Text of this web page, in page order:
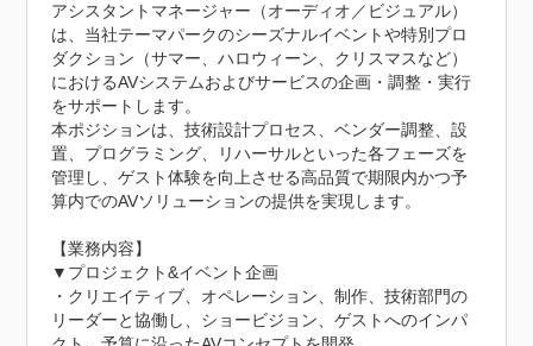
アシスタントマネージャー（オーディオ／ビジュアル）
は、当社テーマパークのシーズナルイベントや特別プロ
ダクション（サマー、ハロウィーン、クリスマスなど）
におけるAVシステムおよびサービスの企画・調整・実行
をサポートします。
本ポジションは、技術設計プロセス、ベンダー調整、設
置、プログラミング、リハーサルといった各フェーズを
管理し、ゲスト体験を向上させる高品質で期限内かつ予
算内でのAVソリューションの提供を実現します。
【業務内容】
▼プロジェクト&イベント企画
・クリエイティブ、オペレーション、制作、技術部門の
リーダーと協働し、ショービジョン、ゲストへのインパ